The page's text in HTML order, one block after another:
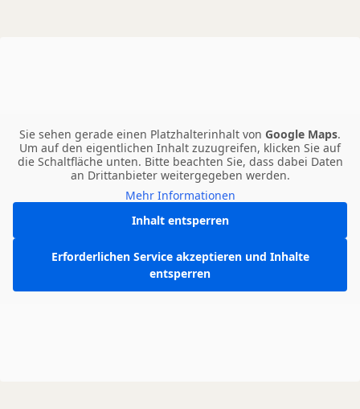
Sie sehen gerade einen Platzhalterinhalt von Google Maps.
Um auf den eigentlichen Inhalt zuzugreifen, klicken Sie auf
die Schaltfläche unten. Bitte beachten Sie, dass dabei Daten
an Drittanbieter weitergegeben werden.
Mehr Informationen
Inhalt entsperren
Erforderlichen Service akzeptieren und Inhalte
entsperren